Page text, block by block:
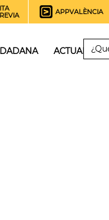
APPVALÈNCIA
ACTUALIDAD